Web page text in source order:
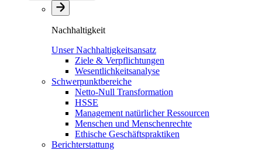
Nachhaltigkeit
Unser Nachhaltigkeitsansatz
Ziele & Verpflichtungen
Wesentlichkeitsanalyse
Schwerpunktbereiche
Netto-Null Transformation
HSSE
Management natürlicher Ressourcen
Menschen und Menschenrechte
Ethische Geschäftspraktiken
Berichterstattung